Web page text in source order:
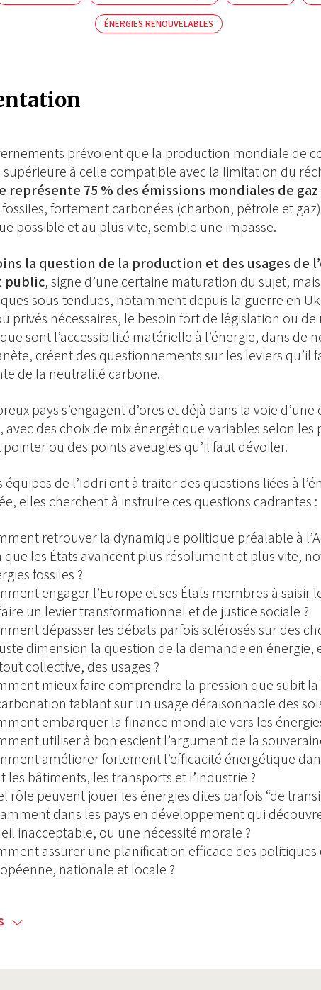
ÉNERGIES RENOUVELABLES
prévoient que la production mondiale de
supérieure à celle compatible avec la limitation du
représente 75 % des émissions mondiales de
fortement carbonées (charbon, pétrole et
possible et au plus vite, semble une impasse.
la question de la production et des usages
public, signe d’une certaine maturation du sujet,
sous-tendues, notamment depuis la guerre en
privés nécessaires, le besoin fort de législation ou
sont l’accessibilité matérielle à l’énergie, dans
créent des questionnements sur les leviers
de la neutralité carbone.
pays s’engagent d’ores et déjà dans la voie
avec des choix de mix énergétique variables selon
pointer ou des points aveugles qu’il faut dévoiler.
équipes de l’Iddri ont à traiter des questions liées à
elles cherchent à instruire ces questions cadrantes :
retrouver la dynamique politique préalable à
que les États avancent plus résolument et plus vite,
fossiles ?
engager l’Europe et ses États membres à
un levier transformationnel et de justice sociale ?
dépasser les débats parfois sclérosés sur des
dimension la question de la demande en
collective, des usages ?
mieux faire comprendre la pression que subit
tablant sur un usage déraisonnable des
embarquer la finance mondiale vers les
utiliser à bon escient l’argument de la
améliorer fortement l’efficacité énergétique
les bâtiments, les transports et l’industrie ?
rôle peuvent jouer les énergies dites parfois “de
dans les pays en développement qui
inacceptable, ou une nécessité morale ?
assurer une planification efficace des
nationale et locale ?